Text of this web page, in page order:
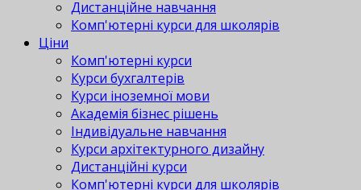
Дистанційне навчання
Комп'ютерні курси для школярів
Ціни
Комп'ютерні курси
Курси бухгалтерів
Курси іноземної мови
Академія бізнес рішень
Індивідуальне навчання
Курси архітектурного дизайну
Дистанційні курси
Комп'ютерні курси для школярів